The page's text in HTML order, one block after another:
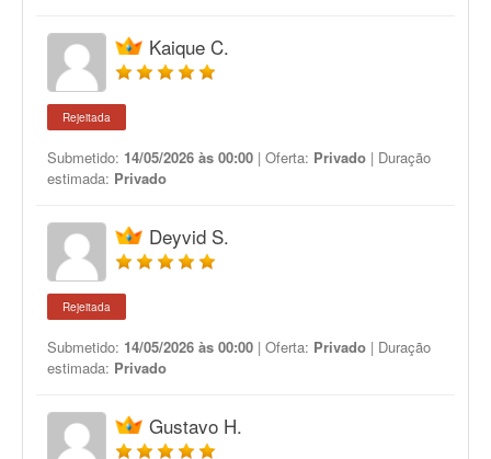
Kaique C.
Rejeitada
Submetido: 14/05/2026 às 00:00 | Oferta: Privado | Duração
estimada: Privado
Deyvid S.
Rejeitada
Submetido: 14/05/2026 às 00:00 | Oferta: Privado | Duração
estimada: Privado
Gustavo H.